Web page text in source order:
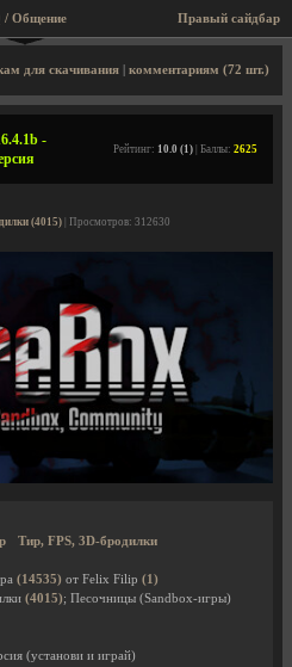
FAQ / Общение
скриншоты, видео
для скачивания комментариям (72 шт.)
-
Рейтинг: 10.0 (1) | Баллы: 2625
(4015) | Просмотров: 312630
Тир, FPS, 3D-бродилки
(14535) от Felix Filip (1)
(4015); Песочницы (Sandbox-игры)
(установи и играй)